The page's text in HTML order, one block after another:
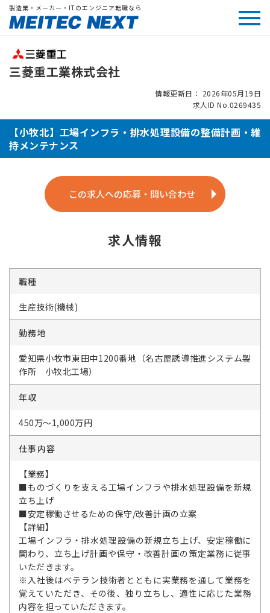
製造業・メーカー・ITのエンジニア転職なら
三菱重工業株式会社
情報更新日： 2026年05月19日
求人ID No.0269435
【小牧北】工場インフラ・排水処理設備の整備計画・維
持メンテナンス
この求人への応募・問い合わせ
求人情報
職種
生産技術(機械)
勤務地
愛知県小牧市東田中1200番地（名古屋誘導推進システム製
作所 小牧北工場）
年収
450万～1,000万円
仕事内容
【業務】
■ものづくりを支える工場インフラや排水処理設備を新規
立ち上げ
■安定稼働させるための保守/改善計画の立案
【詳細】
工場インフラ・排水処理設備の新規立ち上げ、安定稼働に
関わり、立ち上げ計画や保守・改善計画の策定業務に従事
いただきます。
※入社後はベテラン技術者とともに実業務を通して業務を
覚えていただき、その後、独り立ちし、適性に応じた業務
内容を担っていただきます。